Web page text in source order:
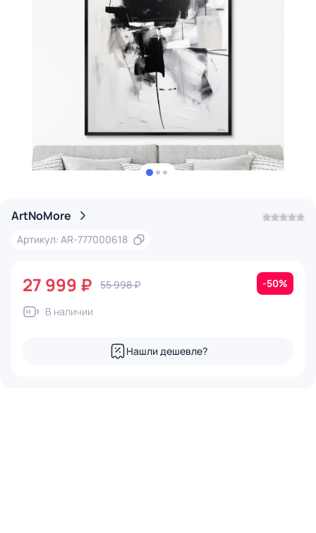
ArtNoMore
Артикул: AR-777000618
27 999 ₽ 55 998 ₽ -50%
В наличии
Нашли дешевле?